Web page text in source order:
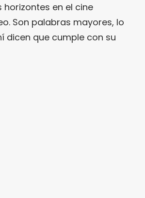
horizontes en el cine
Son palabras mayores, lo
dicen que cumple con su